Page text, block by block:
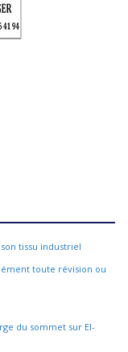
tissu industriel
toute révision ou
du sommet sur El-